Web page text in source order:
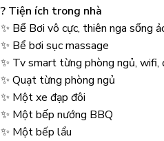
? Tiện ích trong nhà
✨ Bể Bơi vô cực, thiên nga sống
✨ Bể bơi sục massage
✨ Tv smart từng phòng ngủ, wifi,
✨ Quạt từng phòng ngủ
✨ Một xe đạp đôi
✨ Một bếp nướng BBQ
✨ Một bếp lẩu